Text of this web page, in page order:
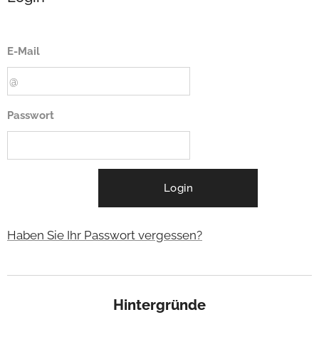
E-Mail
Passwort
Login
Haben Sie Ihr Passwort vergessen?
Hintergründe